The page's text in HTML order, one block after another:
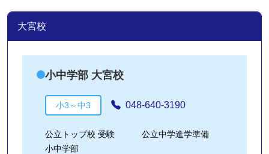
大宮校
小中学部 大宮校
小3～中3 048-640-3190
公立トップ校 受験
公立中学進学準備
小中学部